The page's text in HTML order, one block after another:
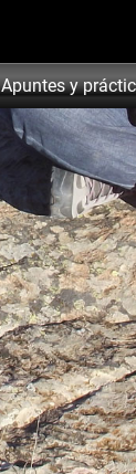
Apuntes y